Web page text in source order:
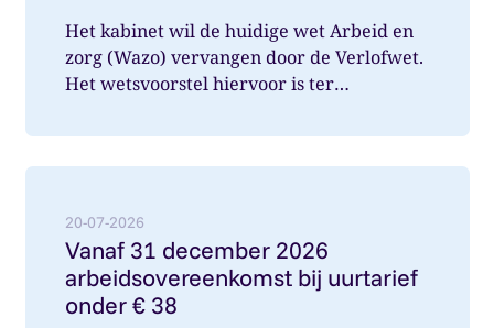
Het kabinet wil de huidige wet Arbeid en
zorg (Wazo) vervangen door de Verlofwet.
Het wetsvoorstel hiervoor is ter
20-07-2026
Vanaf 31 december 2026
arbeidsovereenkomst bij uurtarief
onder € 38